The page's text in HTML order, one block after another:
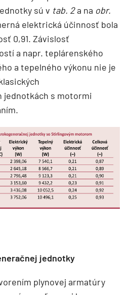
sú v tab. 2a na obr.
elektrická účinnosť bola
0,91. Závislosť
a napr. teplárenského
a tepelného výkonu nie je
jednotkách s motormi
jednotky
plynovej armatúry